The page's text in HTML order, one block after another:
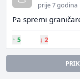
prije 7 godina
Pa spremi
↑ 5 ↓ 2